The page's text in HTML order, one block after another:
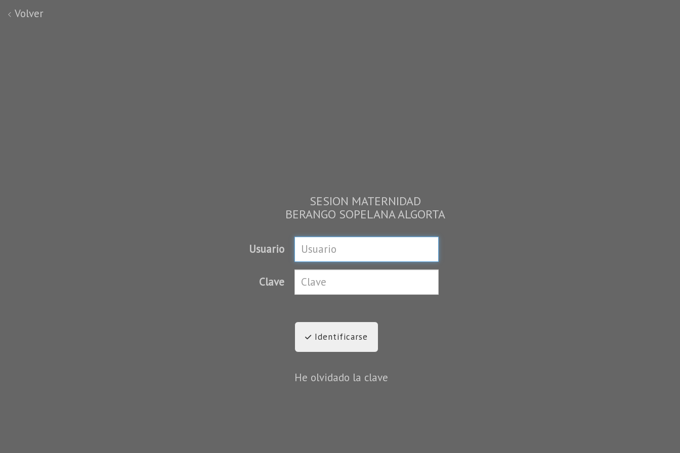
Volver
SESION MATERNIDAD
BERANGO SOPELANA ALGORTA
Usuario
Clave
Identificarse
He olvidado la clave